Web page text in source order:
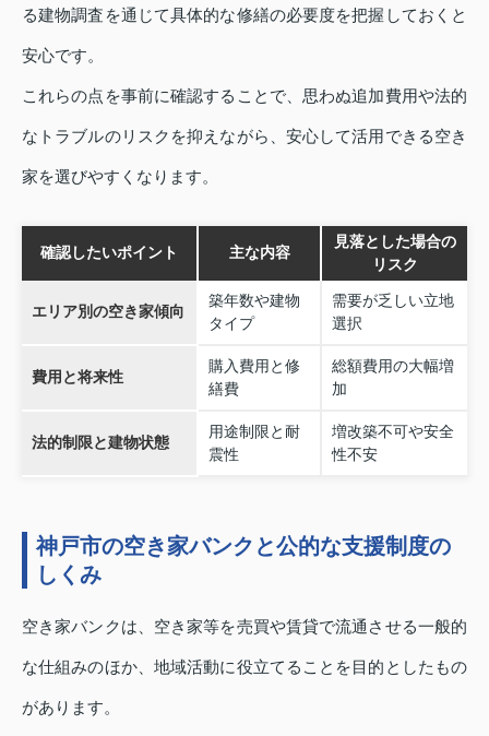
る建物調査を通じて具体的な修繕の必要度を把握しておくと
安心です。
これらの点を事前に確認することで、思わぬ追加費用や法的
なトラブルのリスクを抑えながら、安心して活用できる空き
家を選びやすくなります。
確認したいポイント 主な内容
見落とした場合の
リスク
エリア別の空き家傾向
築年数や建物
タイプ
需要が乏しい立地
選択
費用と将来性
購入費用と修
繕費
総額費用の大幅増
加
法的制限と建物状態
用途制限と耐
震性
増改築不可や安全
性不安
神戸市の空き家バンクと公的な支援制度の
しくみ
空き家バンクは、空き家等を売買や賃貸で流通させる一般的
な仕組みのほか、地域活動に役立てることを目的としたもの
があります。